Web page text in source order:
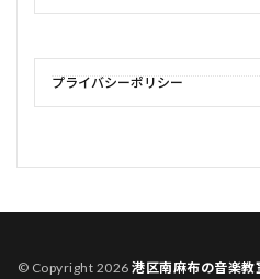
プライバシーポリシー
© Copyright 2026港区南麻布の音楽